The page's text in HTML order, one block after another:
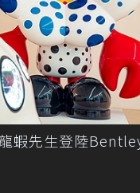
蝦先生登陸